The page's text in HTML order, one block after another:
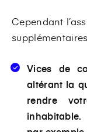
Cependant
Vices de
altérant la
rendre